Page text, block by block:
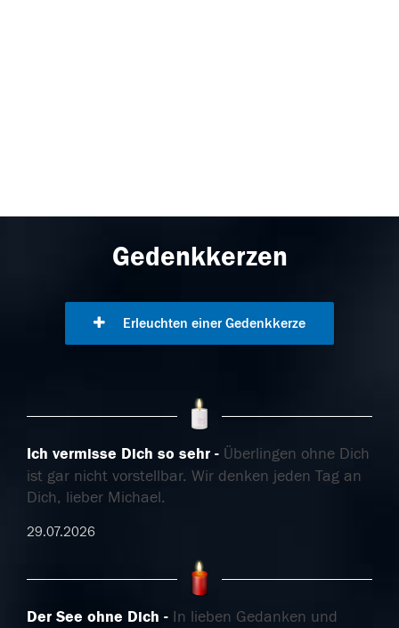
Gedenkkerzen
Erleuchten einer Gedenkkerze
Ich vermisse Dich so sehr
Überlingen ohne Dich
ist gar nicht vorstellbar. Wir denken jeden Tag an
Dich, lieber Michael.
29.07.2026
Der See ohne Dich
In lieben Gedanken und